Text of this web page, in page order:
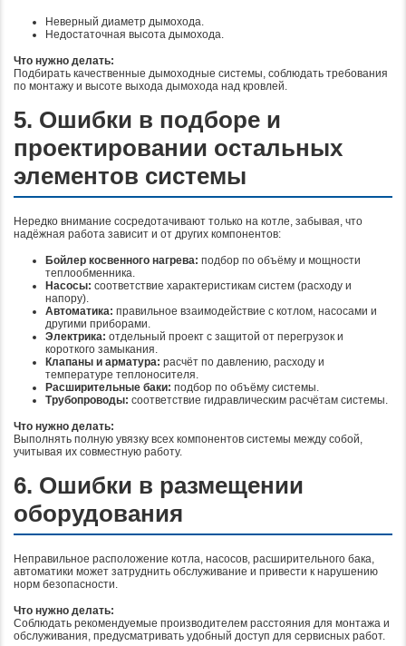
Неверный диаметр дымохода.
Недостаточная высота дымохода.
Что нужно делать:
Подбирать качественные дымоходные системы, соблюдать требования
по монтажу и высоте выхода дымохода над кровлей.
5. Ошибки в подборе и
проектировании остальных
элементов системы
Нередко внимание сосредотачивают только на котле, забывая, что
надёжная работа зависит и от других компонентов:
Бойлер косвенного нагрева: подбор по объёму и мощности
теплообменника.
Насосы: соответствие характеристикам систем (расходу и
напору).
Автоматика: правильное взаимодействие с котлом, насосами и
другими приборами.
Электрика: отдельный проект с защитой от перегрузок и
короткого замыкания.
Клапаны и арматура: расчёт по давлению, расходу и
температуре теплоносителя.
Расширительные баки: подбор по объёму системы.
Трубопроводы: соответствие гидравлическим расчётам системы.
Что нужно делать:
Выполнять полную увязку всех компонентов системы между собой,
учитывая их совместную работу.
6. Ошибки в размещении
оборудования
Неправильное расположение котла, насосов, расширительного бака,
автоматики может затруднить обслуживание и привести к нарушению
норм безопасности.
Что нужно делать:
Соблюдать рекомендуемые производителем расстояния для монтажа и
обслуживания, предусматривать удобный доступ для сервисных работ.